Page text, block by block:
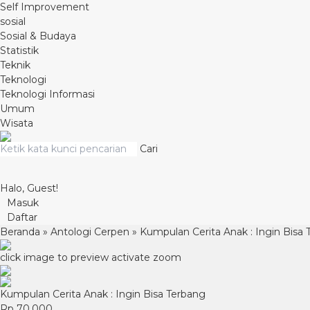
Self Improvement
sosial
Sosial & Budaya
Statistik
Teknik
Teknologi
Teknologi Informasi
Umum
Wisata
Cari
Halo, Guest!
Masuk
Daftar
Beranda » Antologi Cerpen » Kumpulan Cerita Anak : Ingin Bisa
click image to preview activate zoom
Kumpulan Cerita Anak : Ingin Bisa Terbang